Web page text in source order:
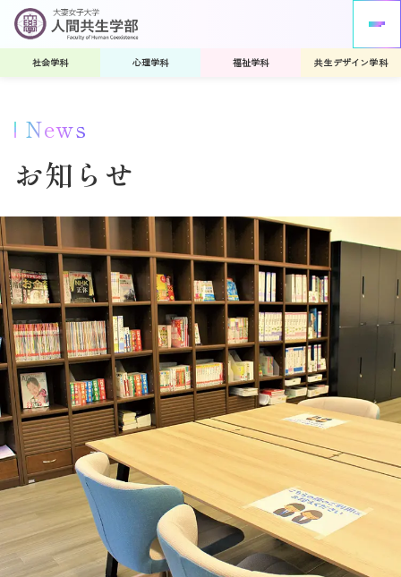
社会学科 心理学科 福祉学科 共生デザイン学科
News
お知らせ